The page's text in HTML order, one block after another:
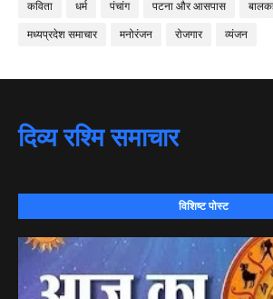
कविता
धर्म पंचांग पटना और आसपास
मध्यप्रदेश समाचार
मनोरंजन रोजगार व्यंजन
दिव्य रश्मि समाचार
विशिष्ट पोस्ट